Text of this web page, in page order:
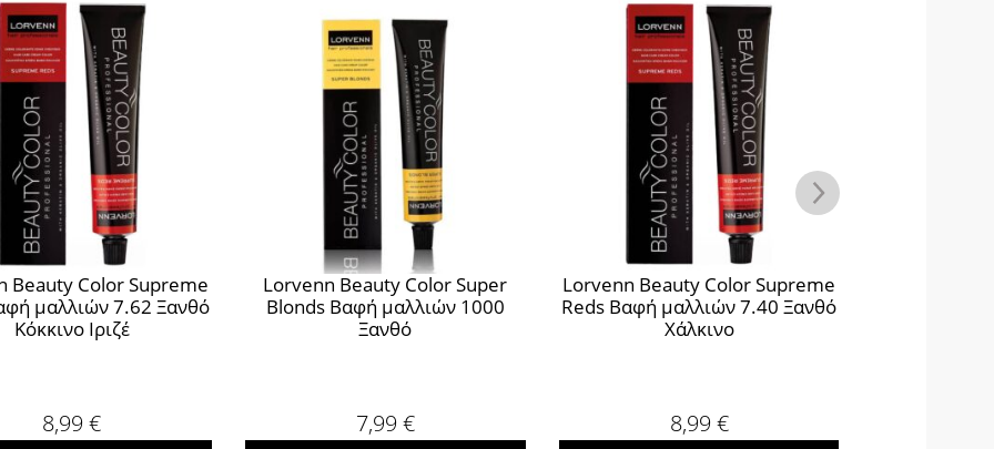
Beauty Color Supreme
μαλλιών 7.62 Ξανθό
Κόκκινο Ιριζέ
8,99€
Lorvenn Beauty Color Super
Blonds Βαφή μαλλιών 1000
Ξανθό
7,99 €
Lorvenn Beauty Color Supreme
Reds Βαφή μαλλιών 7.40 Ξανθό
Χάλκινο
8,99 €